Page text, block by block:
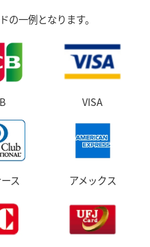
の一例となります。
VISA
ス アメックス